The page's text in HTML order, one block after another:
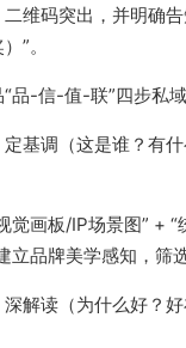
维码突出，并明确
”。
品-信-值-联”四步私
基调（这是谁？有
觉画板/IP场景图” +
立品牌美学感知，筛
解读（为什么好？